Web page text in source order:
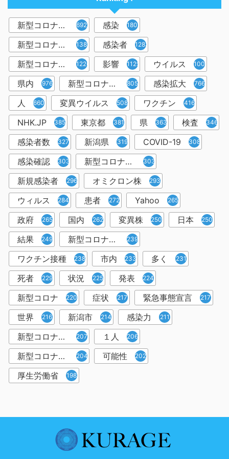
新型コロナウイルス 6921 感染 1809
新型コロナウィルス 1382 感染者 1283
新型コロナウイルス感染症 1226 影響 1129 ウイルス 1001
県内 976 新型コロナウイルス感染 805 感染拡大 766
人 660 変異ウイルス 508 ワクチン 416
NHK.JP 385 東京都 381 県 363 検査 346
感染者数 327 新潟県 319 COVID-19 308
感染確認 303 新型コロナウィルス感染症 303
新規感染者 296 オミクロン株 293
ウィルス 284 患者 272 Yahoo 265
政府 265 国内 262 変異株 250 日本 250
結果 249 新型コロナウイルスワクチン 239
ワクチン接種 238 市内 233 多く 231
死者 229 状況 225 発表 224
新型コロナ 220 症状 217 緊急事態宣言 217
世界 216 新潟市 214 感染力 211
新型コロナウイルス感染者 207 １人 206
新型コロナウイルス対策 204 可能性 202
厚生労働省 198